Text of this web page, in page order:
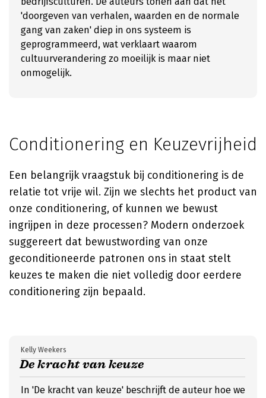
'doorgeven van verhalen, waarden en de normale
gang van zaken' diep in ons systeem is
geprogrammeerd, wat verklaart waarom
cultuurverandering zo moeilijk is maar niet
onmogelijk.
Conditionering en Keuzevrijheid
Een belangrijk vraagstuk bij conditionering is de
relatie tot vrije wil. Zijn we slechts het product van
onze conditionering, of kunnen we bewust
ingrijpen in deze processen? Modern onderzoek
suggereert dat bewustwording van onze
geconditioneerde patronen ons in staat stelt
keuzes te maken die niet volledig door eerdere
conditionering zijn bepaald.
De kracht van keuze
Kelly Weekers
In 'De kracht van keuze' beschrijft de auteur hoe we